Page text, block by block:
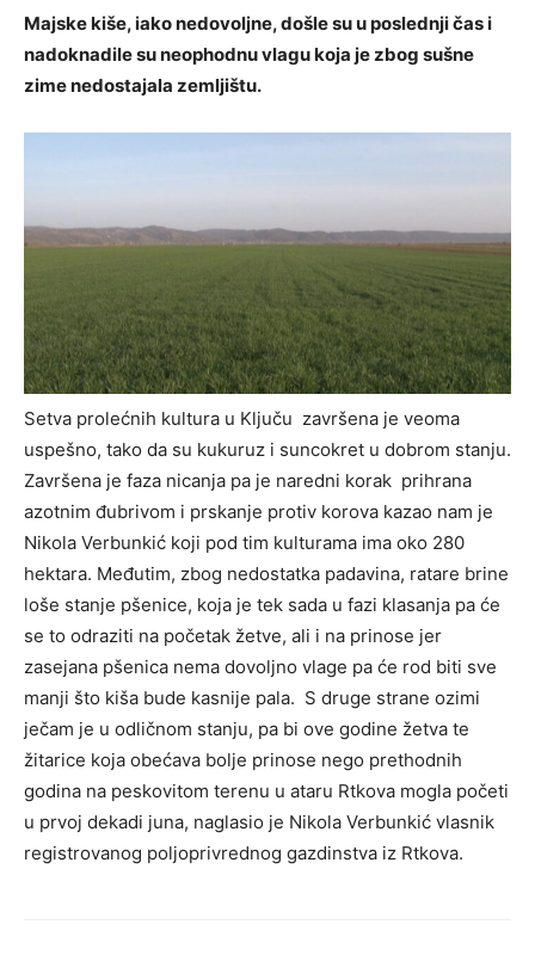
Majske kiše, iako nedovoljne, došle su u poslednji čas i
nadoknadile su neophodnu vlagu koja je zbog sušne
zime nedostajala zemljištu.
Setva prolećnih kultura u Ključu završena je veoma
uspešno, tako da su kukuruz i suncokret u dobrom stanju.
Završena je faza nicanja pa je naredni korak prihrana
azotnim đubrivom i prskanje protiv korova kazao nam je
Nikola Verbunkić koji pod tim kulturama ima oko 280
hektara. Međutim, zbog nedostatka padavina, ratare brine
loše stanje pšenice, koja je tek sada u fazi klasanja pa će
se to odraziti na početak žetve, ali i na prinose jer
zasejana pšenica nema dovoljno vlage pa će rod biti sve
manji što kiša bude kasnije pala. S druge strane ozimi
ječam je u odličnom stanju, pa bi ove godine žetva te
žitarice koja obećava bolje prinose nego prethodnih
godina na peskovitom terenu u ataru Rtkova mogla početi
u prvoj dekadi juna, naglasio je Nikola Verbunkić vlasnik
registrovanog poljoprivrednog gazdinstva iz Rtkova.